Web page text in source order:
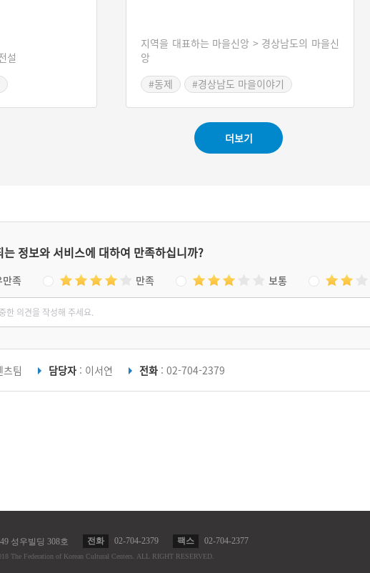
설
지역을 대표하는 마을신앙 > 경상남도의 마을신
앙
#동제
#경상남도 마을이야기
더보기
정보와 서비스에 대하여 만족하십니까?
만족 만족 보통
팀 담당자 : 이서연 전화 : 02-704-2379
성우빌딩 308호 전화 02-704-2379 팩스 02-704-2377
The Federation of Korean Cultural Centers. ALL RIGHT RESERVED.